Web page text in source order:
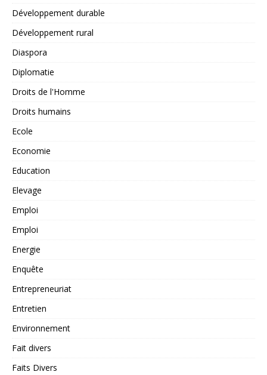
Développement durable
Développement rural
Diaspora
Diplomatie
Droits de l'Homme
Droits humains
Ecole
Economie
Education
Elevage
Emploi
Emploi
Energie
Enquête
Entrepreneuriat
Entretien
Environnement
Fait divers
Faits Divers